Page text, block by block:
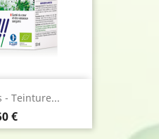
- Teinture...
€